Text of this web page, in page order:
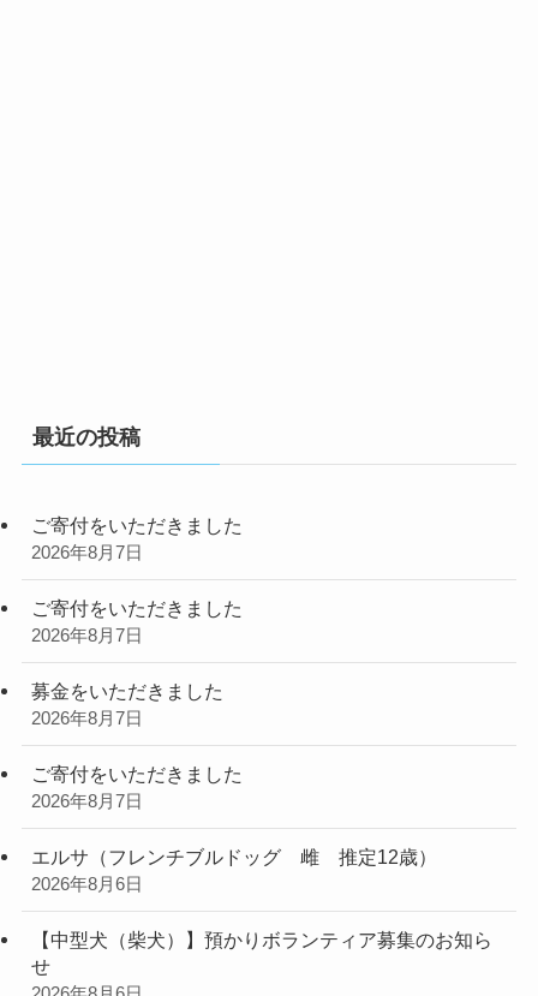
最近の投稿
ご寄付をいただきました
2026年8月7日
ご寄付をいただきました
2026年8月7日
募金をいただきました
2026年8月7日
ご寄付をいただきました
2026年8月7日
エルサ（フレンチブルドッグ 雌 推定12歳）
2026年8月6日
【中型犬（柴犬）】預かりボランティア募集のお知ら
せ